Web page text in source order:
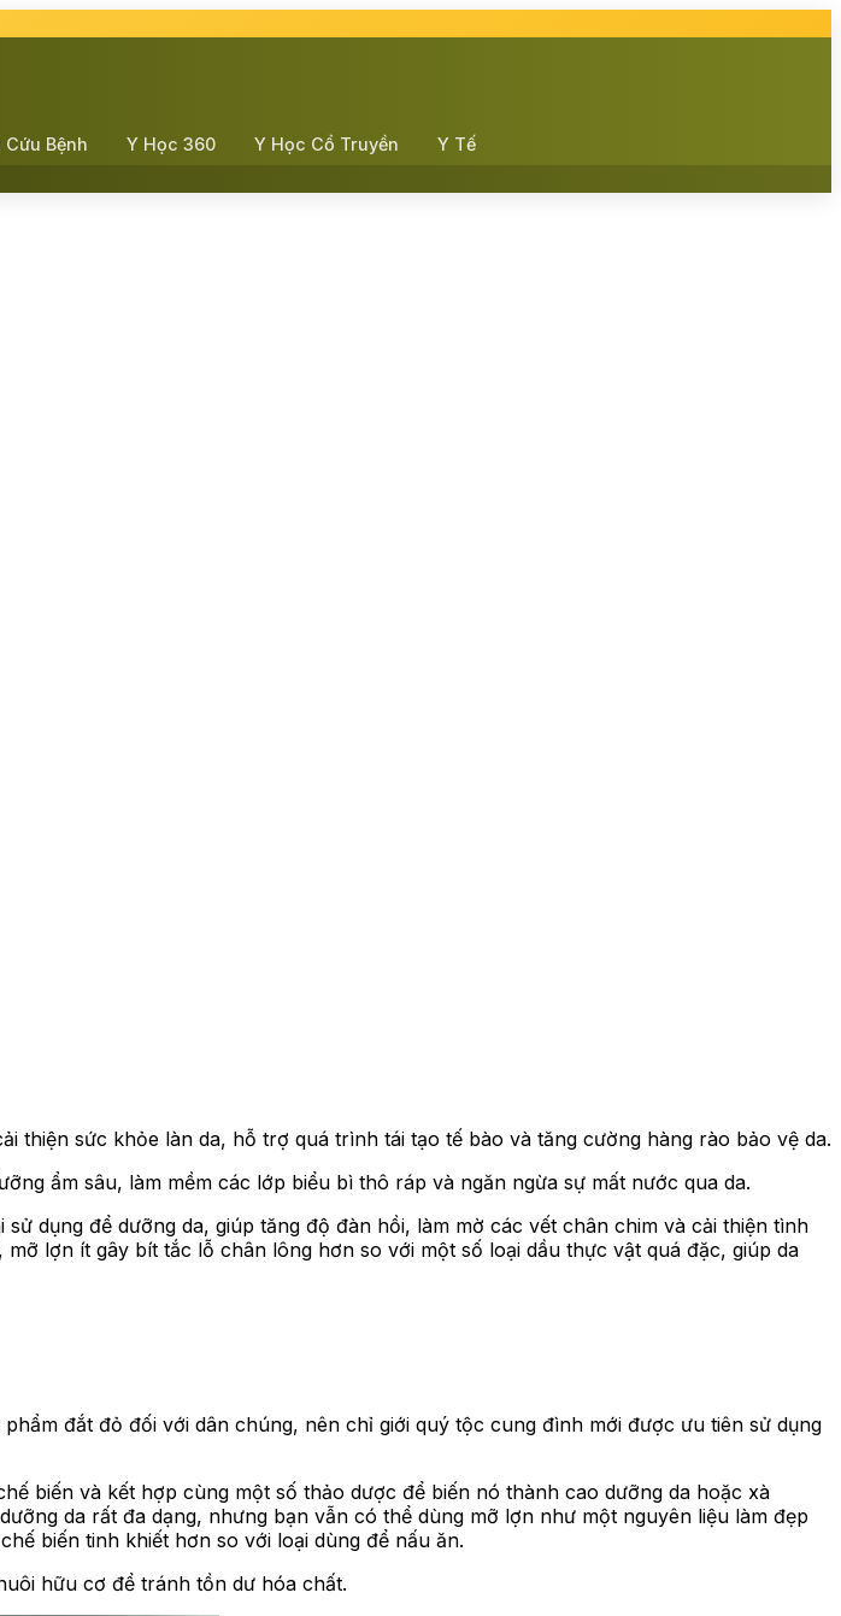
Cứu Bệnh Y Học 360 Y Học Cổ Truyền Y Tế
thiện sức khỏe làn da, hỗ trợ quá trình tái tạo tế bào và tăng cường hàng rào bảo vệ da.
ẩm sâu, làm mềm các lớp biểu bì thô ráp và ngăn ngừa sự mất nước qua da.
dụng để dưỡng da, giúp tăng độ đàn hồi, làm mờ các vết chân chim và cải thiện tình
lợn ít gây bít tắc lỗ chân lông hơn so với một số loại dầu thực vật quá đặc, giúp da
đắt đỏ đối với dân chúng, nên chỉ giới quý tộc cung đình mới được ưu tiên sử dụng
biến và kết hợp cùng một số thảo dược để biến nó thành cao dưỡng da hoặc xà
da rất đa dạng, nhưng bạn vẫn có thể dùng mỡ lợn như một nguyên liệu làm đẹp
biến tinh khiết hơn so với loại dùng để nấu ăn.
hữu cơ để tránh tồn dư hóa chất.